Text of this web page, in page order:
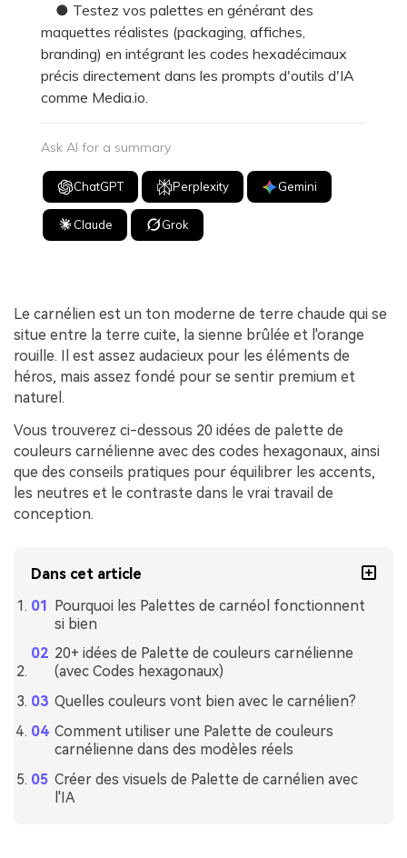
● Testez vos palettes en générant des
maquettes réalistes (packaging, affiches,
branding) en intégrant les codes hexadécimaux
précis directement dans les prompts d'outils d'IA
comme Media.io.
Ask AI for a summary
ChatGPT Perplexity Gemini
Claude Grok
Le carnélien est un ton moderne de terre chaude qui se
situe entre la terre cuite, la sienne brûlée et l'orange
rouille. Il est assez audacieux pour les éléments de
héros, mais assez fondé pour se sentir premium et
naturel.
Vous trouverez ci-dessous 20 idées de palette de
couleurs carnélienne avec des codes hexagonaux, ainsi
que des conseils pratiques pour équilibrer les accents,
les neutres et le contraste dans le vrai travail de
conception.
Dans cet article
Pourquoi les Palettes de carnéol fonctionnent
si bien
20+ idées de Palette de couleurs carnélienne
(avec Codes hexagonaux)
Quelles couleurs vont bien avec le carnélien?
Comment utiliser une Palette de couleurs
carnélienne dans des modèles réels
Créer des visuels de Palette de carnélien avec
l'IA